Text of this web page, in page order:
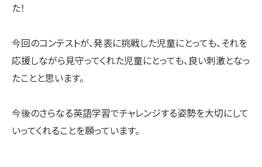
た！
今回のコンテストが、発表に挑戦した児童にとっても、それを
応援しながら見守ってくれた児童にとっても、良い刺激となっ
たことと思います。
今後のさらなる英語学習でチャレンジする姿勢を大切にして
いってくれることを願っています。